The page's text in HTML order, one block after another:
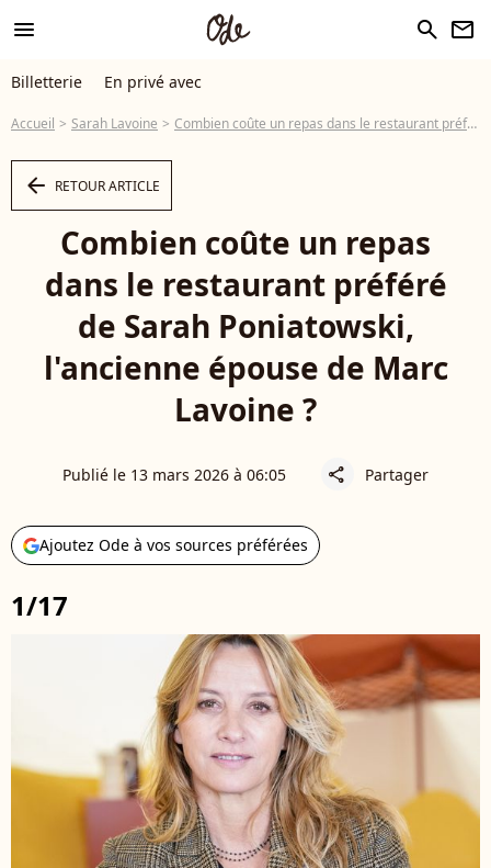
menu search newsletter
Billetterie En privé avec
Accueil Sarah Lavoine Combien coûte un repas dans le restaurant préféré de Sarah Poniatowski, situé au cœur d'un quartier très prisé de Paris ?
arrow_left RETOUR ARTICLE
Combien coûte un repas
dans le restaurant préféré
de Sarah Poniatowski,
l'ancienne épouse de Marc
Lavoine ?
Publié le 13 mars 2026 à 06:05 share Partager
Ajoutez Ode à vos sources préférées
1/17